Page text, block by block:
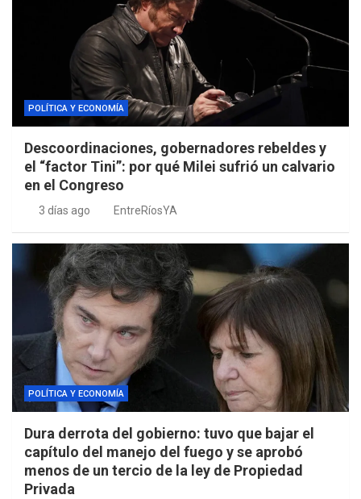
POLÍTICA Y ECONOMÍA
Descoordinaciones, gobernadores rebeldes y
el “factor Tini”: por qué Milei sufrió un calvario
en el Congreso
3 días ago EntreRíosYA
POLÍTICA Y ECONOMÍA
Dura derrota del gobierno: tuvo que bajar el
capítulo del manejo del fuego y se aprobó
menos de un tercio de la ley de Propiedad
Privada